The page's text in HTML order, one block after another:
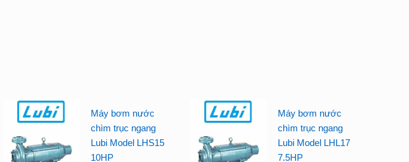
Máy bơm nước
chìm trục ngang
Lubi Model LHS15
10HP
Máy bơm nước
chìm trục ngang
Lubi Model LHL17
7.5HP